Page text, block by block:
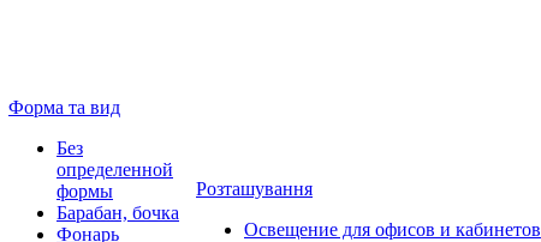
Форма та вид
Без
определенной
формы
Барабан, бочка
Фонарь
Розташування
Освещение для офисов и кабинетов